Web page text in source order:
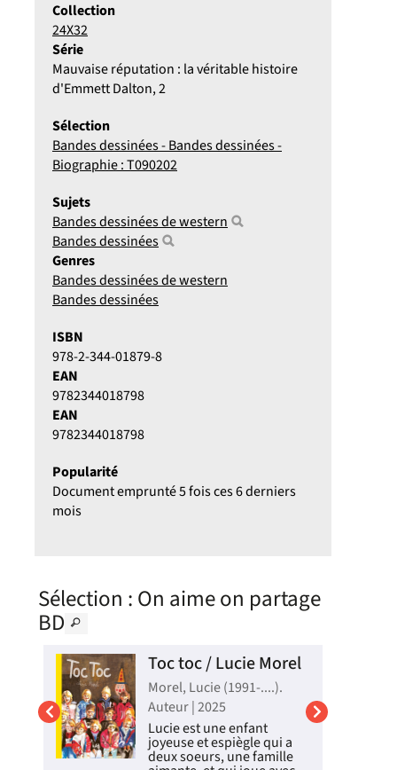
Collection
24X32
Série
Mauvaise réputation : la véritable histoire
d'Emmett Dalton, 2
Sélection
Bandes dessinées - Bandes dessinées -
Biographie : T090202
Sujets
Bandes dessinées de western
Bandes dessinées
Genres
Bandes dessinées de western
Bandes dessinées
ISBN
978-2-344-01879-8
EAN
9782344018798
EAN
9782344018798
Popularité
Document emprunté 5 fois ces 6 derniers
mois
Sélection : On aime on partage
BD
Toc toc / Lucie Morel
Morel, Lucie (1991-....).
Auteur | 2025
Lucie est une enfant
joyeuse et espiègle qui a
deux soeurs, une famille